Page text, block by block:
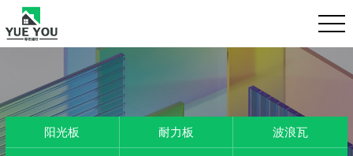
阳光板 耐力板 波浪瓦